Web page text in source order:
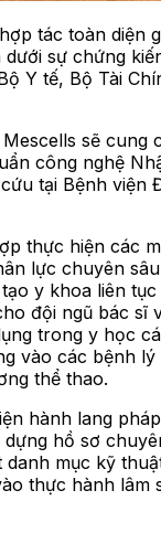
tác toàn diện
sự chứng
Y tế, Bộ Tài
sẽ cung
công nghệ
tại Bệnh viện
thực hiện các
lực chuyên
y khoa liên
đội ngũ bác sĩ
trong y học
vào các bệnh
thể thao.
hành lang
hồ sơ
danh mục kỹ
thực hành lâm